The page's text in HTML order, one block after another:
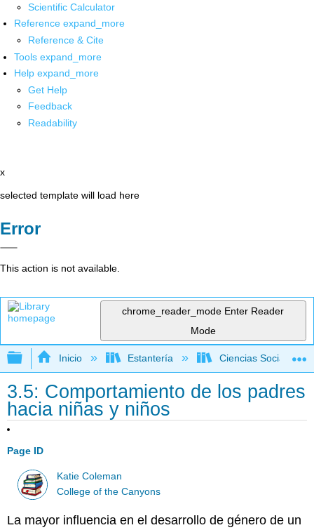
Scientific Calculator
Reference expand_more
Reference & Cite
Tools expand_more
Help expand_more
Get Help
Feedback
Readability
x
selected template will load here
Error
This action is not available.
chrome_reader_mode Enter Reader
Mode
Expandir/contraer jerarquía global
Inicio Estantería Ciencias Sociales
3.5: Comportamiento de los padres
hacia niñas y niños
Page ID
Katie Coleman
College of the Canyons
La mayor influencia en el desarrollo de género de un